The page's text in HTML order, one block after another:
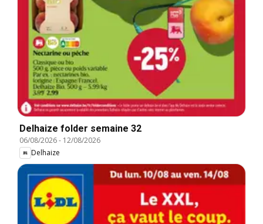
Delhaize folder semaine 32
06/08/2026- 12/08/2026
Delhaize